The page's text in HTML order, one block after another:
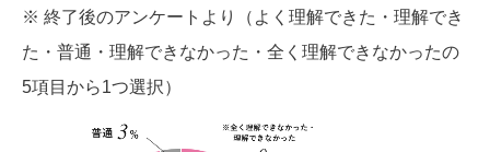
※ 終了後のアンケートより（よく理解できた・理解でき
た・普通・理解できなかった・全く理解できなかったの
5項目から1つ選択）